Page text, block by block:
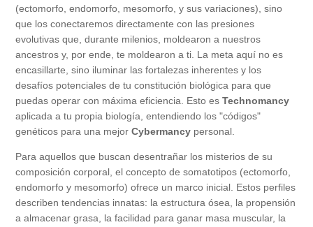
(ectomorfo, endomorfo, mesomorfo, y sus variaciones), sino
que los conectaremos directamente con las presiones
evolutivas que, durante milenios, moldearon a nuestros
ancestros y, por ende, te moldearon a ti. La meta aquí no es
encasillarte, sino iluminar las fortalezas inherentes y los
desafíos potenciales de tu constitución biológica para que
puedas operar con máxima eficiencia. Esto es Technomancy
aplicada a tu propia biología, entendiendo los "códigos"
genéticos para una mejor Cybermancy personal.
Para aquellos que buscan desentrañar los misterios de su
composición corporal, el concepto de somatotipos (ectomorfo,
endomorfo y mesomorfo) ofrece un marco inicial. Estos perfiles
describen tendencias innatas: la estructura ósea, la propensión
a almacenar grasa, la facilidad para ganar masa muscular, la